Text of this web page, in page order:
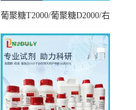
葡聚糖T2000/葡聚糖D2000/右